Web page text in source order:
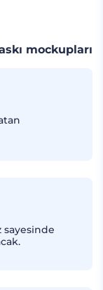
mockupları
sayesinde